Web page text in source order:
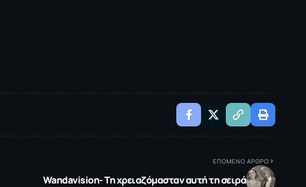
ΕΠΟΜΕΝΟ ΑΡΘΡΟ
Wandavision- Τη χρειαζόμασταν αυτή τη σειρά